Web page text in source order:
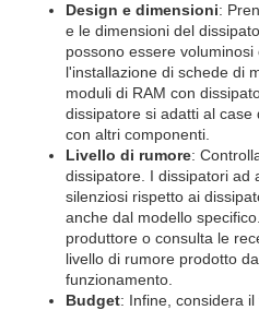
Design e dimensioni:
e le dimensioni del
possono essere
l'installazione di schede di
moduli di RAM con
dissipatore si adatti al
con altri componenti.
Livello di rumore:
dissipatore. I dissipatori ad
silenziosi rispetto ai
anche dal modello
produttore o consulta le
livello di rumore prodotto
funzionamento.
Budget: Infine, considera